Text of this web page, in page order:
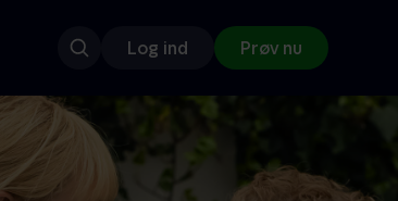
Log ind Prøv nu